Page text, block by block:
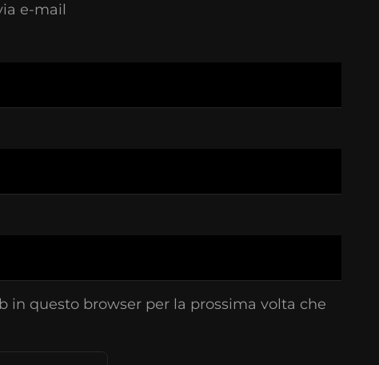
e-mail
in questo browser per la prossima volta che